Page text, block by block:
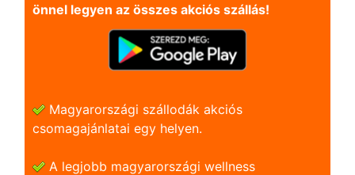
önnel legyen az összes akciós szállás!
Magyarországi szállodák akciós
csomagajánlatai egy helyen.
A legjobb magyarországi wellness